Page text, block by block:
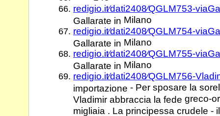
redigio.it⁄dati2408⁄QGLM753-
Gallarate in Milano
redigio.it⁄dati2408⁄QGLM754-
Gallarate in Milano
redigio.it⁄dati2408⁄QGLM755-
Gallarate in Milano
redigio.it⁄dati2408⁄QGLM756-
importazione - Per sposare la
Vladimir abbraccia la fede greco-
migliaia . La principessa crudele -